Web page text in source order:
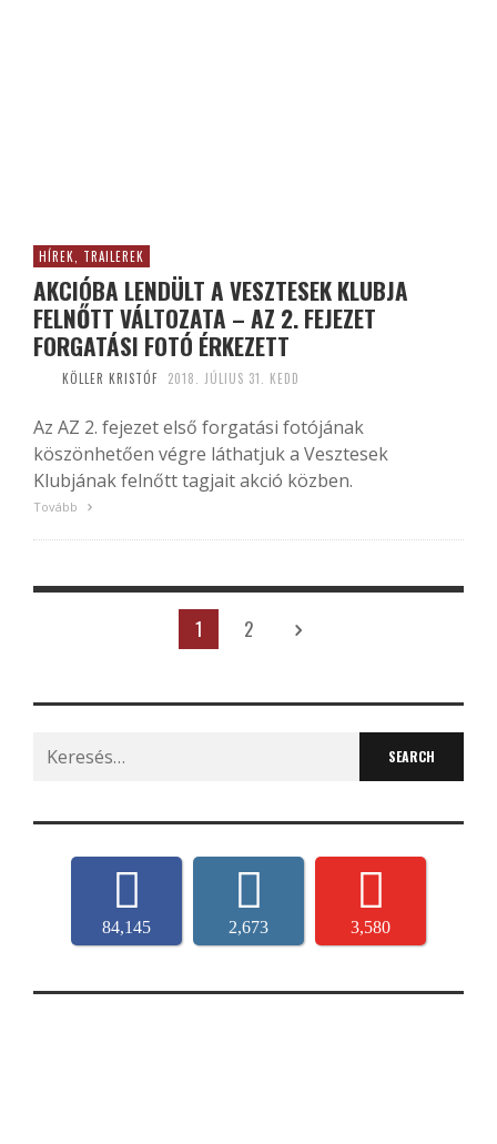
HÍREK, TRAILEREK
AKCIÓBA LENDÜLT A VESZTESEK KLUBJA
FELNŐTT VÁLTOZATA – AZ 2. FEJEZET
FORGATÁSI FOTÓ ÉRKEZETT
KÖLLER KRISTÓF 2018. JÚLIUS 31. KEDD
Az AZ 2. fejezet első forgatási fotójának
köszönhetően végre láthatjuk a Vesztesek
Klubjának felnőtt tagjait akció közben.
Tovább
1 2
Search
for:
84,145 2,673 3,580